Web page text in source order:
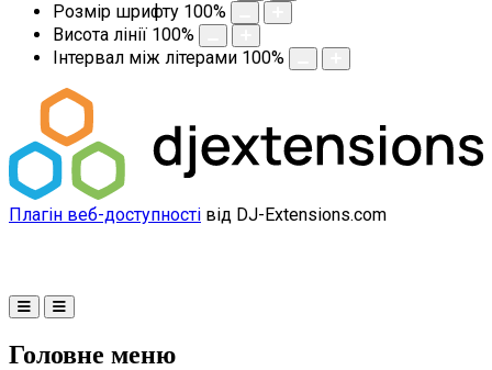
Розмір шрифту 100%
Висота лінії 100%
Інтервал між літерами 100%
Плагін веб-доступності від DJ-Extensions.com
Головне меню